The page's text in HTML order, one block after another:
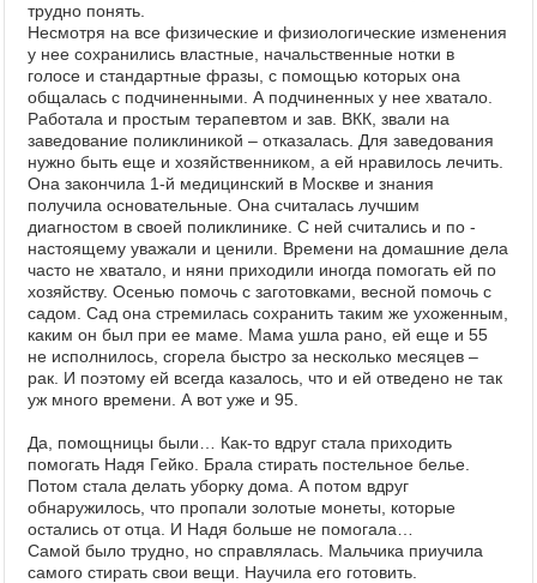
трудно понять.
Несмотря на все физические и физиологические изменения
у нее сохранились властные, начальственные нотки в
голосе и стандартные фразы, с помощью которых она
общалась с подчиненными. А подчиненных у нее хватало.
Работала и простым терапевтом и зав. ВКК, звали на
заведование поликлиникой – отказалась. Для заведования
нужно быть еще и хозяйственником, а ей нравилось лечить.
Она закончила 1-й медицинский в Москве и знания
получила основательные. Она считалась лучшим
диагностом в своей поликлинике. С ней считались и по -
настоящему уважали и ценили. Времени на домашние дела
часто не хватало, и няни приходили иногда помогать ей по
хозяйству. Осенью помочь с заготовками, весной помочь с
садом. Сад она стремилась сохранить таким же ухоженным,
каким он был при ее маме. Мама ушла рано, ей еще и 55
не исполнилось, сгорела быстро за несколько месяцев –
рак. И поэтому ей всегда казалось, что и ей отведено не так
уж много времени. А вот уже и 95.
Да, помощницы были… Как-то вдруг стала приходить
помогать Надя Гейко. Брала стирать постельное белье.
Потом стала делать уборку дома. А потом вдруг
обнаружилось, что пропали золотые монеты, которые
остались от отца. И Надя больше не помогала…
Самой было трудно, но справлялась. Мальчика приучила
самого стирать свои вещи. Научила его готовить.